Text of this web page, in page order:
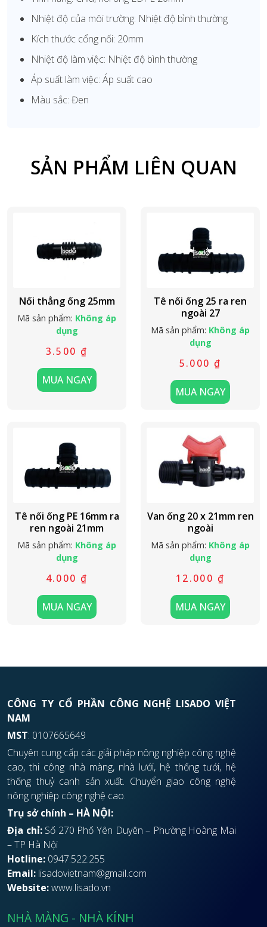
Nhiệt độ của môi trường: Nhiệt độ bình thường
Kích thước cổng nối: 20mm
Nhiệt độ làm việc: Nhiệt độ bình thường
Áp suất làm việc: Áp suất cao
Màu sắc: Đen
SẢN PHẨM LIÊN QUAN
Nối thẳng ống 25mm
Mã sản phẩm: Không áp
dụng
3.500 ₫
MUA NGAY
Tê nối ống 25 ra ren
ngoài 27
Mã sản phẩm: Không áp
dụng
5.000 ₫
MUA NGAY
Tê nối ống PE 16mm ra
ren ngoài 21mm
Mã sản phẩm: Không áp
dụng
4.000 ₫
MUA NGAY
Van ống 20 x 21mm ren
ngoài
Mã sản phẩm: Không áp
dụng
12.000 ₫
MUA NGAY
CÔNG TY CỔ PHẦN CÔNG NGHỆ LISADO VIỆT
NAM
MST: 0107665649
Chuyên cung cấp các giải pháp nông nghiệp công nghệ
cao, thi công nhà màng, nhà lưới, hệ thống tưới, hệ
thống thuỷ canh sản xuất. Chuyển giao công nghệ
nông nghiệp công nghệ cao.
Trụ sở chính – HÀ NỘI:
Địa chỉ:Số 270 Phố Yên Duyên – Phường Hoàng Mai
– TP Hà Nội
Hotline: 0947.522.255
Email: lisadovietnam@gmail.com
Website:www.lisado.vn
NHÀ MÀNG - NHÀ KÍNH